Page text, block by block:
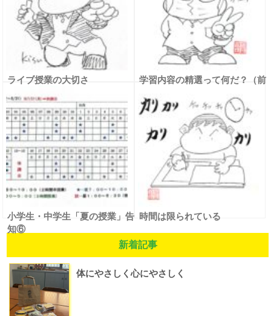
ライブ授業の大切さ
学習内容の精選って何だ？（前
小学生・中学生「夏の授業」告
知⑥
時間は限られている
新着記事
体にやさしく心にやさしく